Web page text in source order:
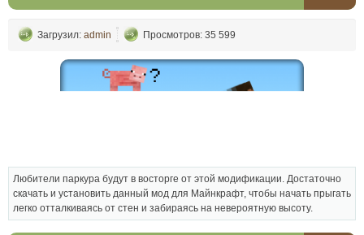
Загрузил: admin Просмотров: 35 599
Любители паркура будут в восторге от этой модификации. Достаточно
скачать и установить данный мод для Майнкрафт, чтобы начать прыгать
легко отталкиваясь от стен и забираясь на невероятную высоту.